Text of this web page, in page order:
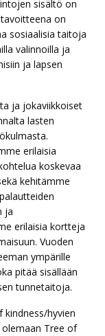
sisältö on
on
sosiaalisia taitoja
valinnoilla ja
ja lapsen
ja jokaviikkoiset
lasten
erilaisia
koskevaa
kehitämme
ja
erilaisia kortteja
Vuoden
ympärille
pitää sisällään
tunnetaitoja.
hyvien
Tree of